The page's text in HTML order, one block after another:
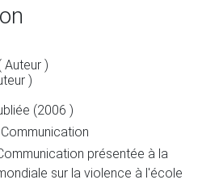
Auteur )
)
(2006 )
Communication
présentée à la
sur la violence à l'école